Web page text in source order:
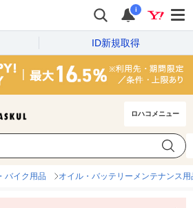
i
ID新規取得
ロハコメニュー
バイク用品 オイル・バッテリーメンテナンス用